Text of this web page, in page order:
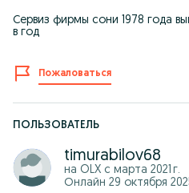
Сервиз фирмы сони 1978 года
в год
Пожаловаться
ПОЛЬЗОВАТЕЛЬ
timurabilov68
на OLX с марта 2021 г.
Онлайн 29 октября